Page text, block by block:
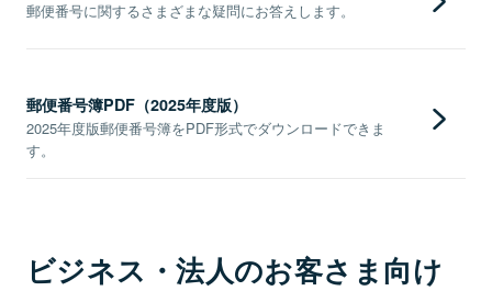
郵便番号に関するさまざまな疑問にお答えします。
郵便番号簿PDF（2025年度版）
2025年度版郵便番号簿をPDF形式でダウンロードできま
す。
ビジネス・法人のお客さま向け